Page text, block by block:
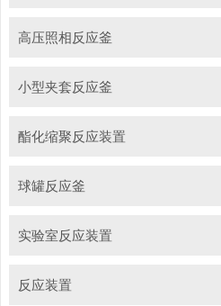
高压照相反应釜
小型夹套反应釜
酯化缩聚反应装置
球罐反应釜
实验室反应装置
反应装置